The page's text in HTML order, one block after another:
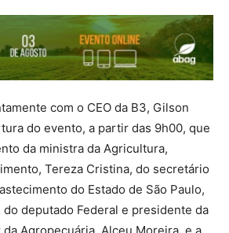
com o CEO da B3, Gilson
do evento, a partir das 9h00, que
da ministra da Agricultura,
Tereza Cristina, do secretário
do Estado de São Paulo,
do deputado Federal e presidente da